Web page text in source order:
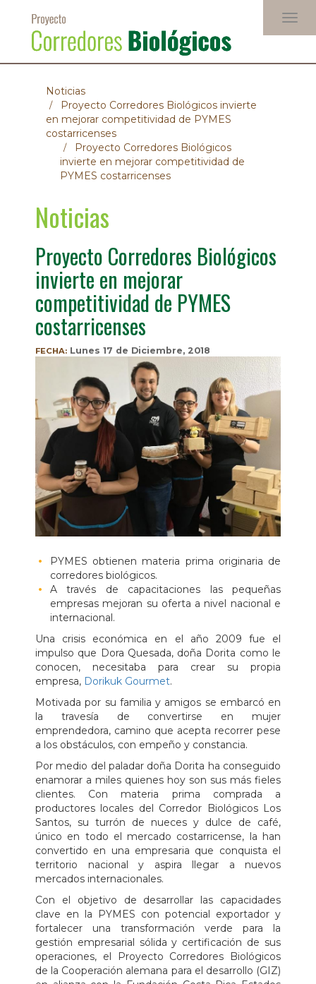
contenido
principal
Noticias
Proyecto Corredores Biológicos invierte
en mejorar competitividad de PYMES
costarricenses
Proyecto Corredores Biológicos
invierte en mejorar competitividad de
PYMES costarricenses
Noticias
Proyecto Corredores Biológicos
invierte en mejorar
competitividad de PYMES
costarricenses
FECHA: Lunes 17 de Diciembre, 2018
PYMES obtienen materia prima originaria de
corredores biológicos.
A través de capacitaciones las pequeñas
empresas mejoran su oferta a nivel nacional e
internacional.
Una crisis económica en el año 2009 fue el
impulso que Dora Quesada, doña Dorita como le
conocen, necesitaba para crear su propia
empresa, Dorikuk Gourmet.
Motivada por su familia y amigos se embarcó en
la travesía de convertirse en mujer
emprendedora, camino que acepta recorrer pese
a los obstáculos, con empeño y constancia.
Por medio del paladar doña Dorita ha conseguido
enamorar a miles quienes hoy son sus más fieles
clientes. Con materia prima comprada a
productores locales del Corredor Biológicos Los
Santos, su turrón de nueces y dulce de café,
único en todo el mercado costarricense, la han
convertido en una empresaria que conquista el
territorio nacional y aspira llegar a nuevos
mercados internacionales.
Con el objetivo de desarrollar las capacidades
clave en la PYMES con potencial exportador y
fortalecer una transformación verde para la
gestión empresarial sólida y certificación de sus
operaciones, el Proyecto Corredores Biológicos
de la Cooperación alemana para el desarrollo (GIZ)